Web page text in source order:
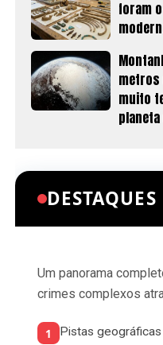
foram
metros
muito
DESTAQUES
Um panorama
crimes complexos
1
Pistas